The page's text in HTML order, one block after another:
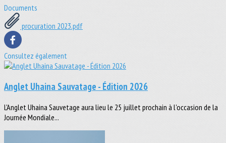
Documents
procuration 2023.pdf
Consultez également
Anglet Uhaina Sauvatage - Édition 2026
L'Anglet Uhaina Sauvetage aura lieu le 25 juillet prochain à l'occasion de la
Journée Mondiale...